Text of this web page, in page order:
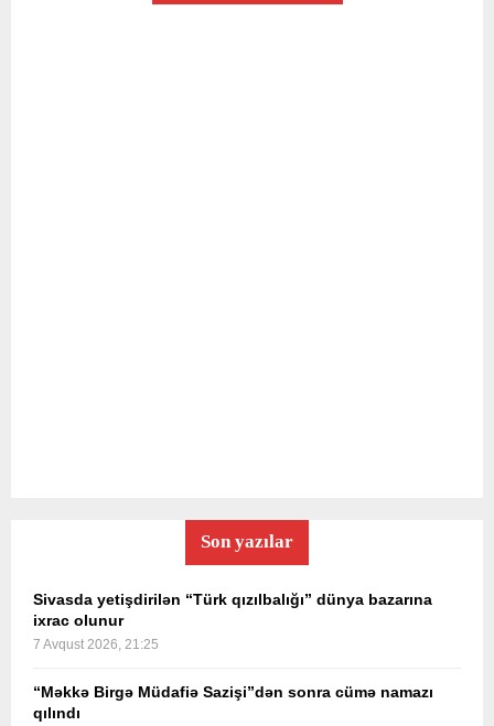
Son yazılar
Sivasda yetişdirilən “Türk qızılbalığı” dünya bazarına
ixrac olunur
7 Avqust 2026, 21:25
“Məkkə Birgə Müdafiə Sazişi”dən sonra cümə namazı
qılındı